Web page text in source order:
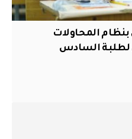
بنظام المحاولات
لطلبة السادس